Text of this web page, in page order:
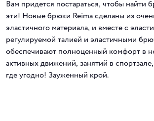
Вам придется постараться, чтобы найти
эти! Новые брюки Reima сделаны из
эластичного материала, и вместе с
регулируемой талией и эластичными
обеспечивают полноценный комфорт в
активных движений, занятий в
где угодно! Зауженный крой.